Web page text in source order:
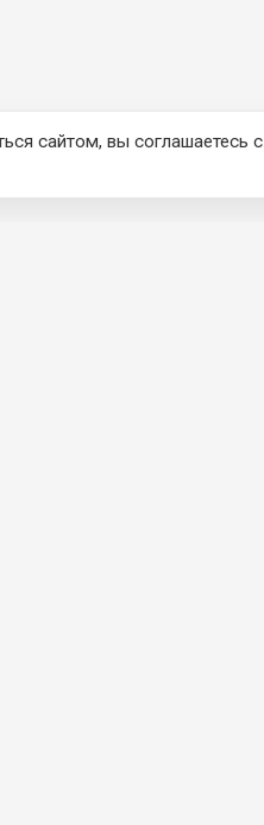
сайтом, вы соглашаетесь с